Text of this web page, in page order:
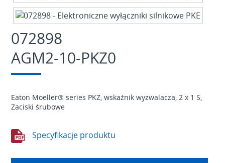
072898
AGM2-10-PKZ0
Eaton Moeller® series PKZ, wskaźnik wyzwalacza, 2 x 1 S,
Zaciski śrubowe
Specyfikacje produktu